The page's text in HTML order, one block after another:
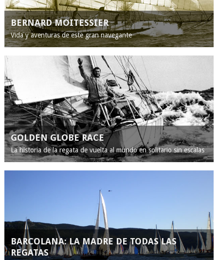
BERNARD MOITESSIER
Vida y aventuras de este gran navegante
GOLDEN GLOBE RACE
La historia de la regata de vuelta al mundo en solitario sin escalas
BARCOLANA: LA MADRE DE TODAS LAS
REGATAS